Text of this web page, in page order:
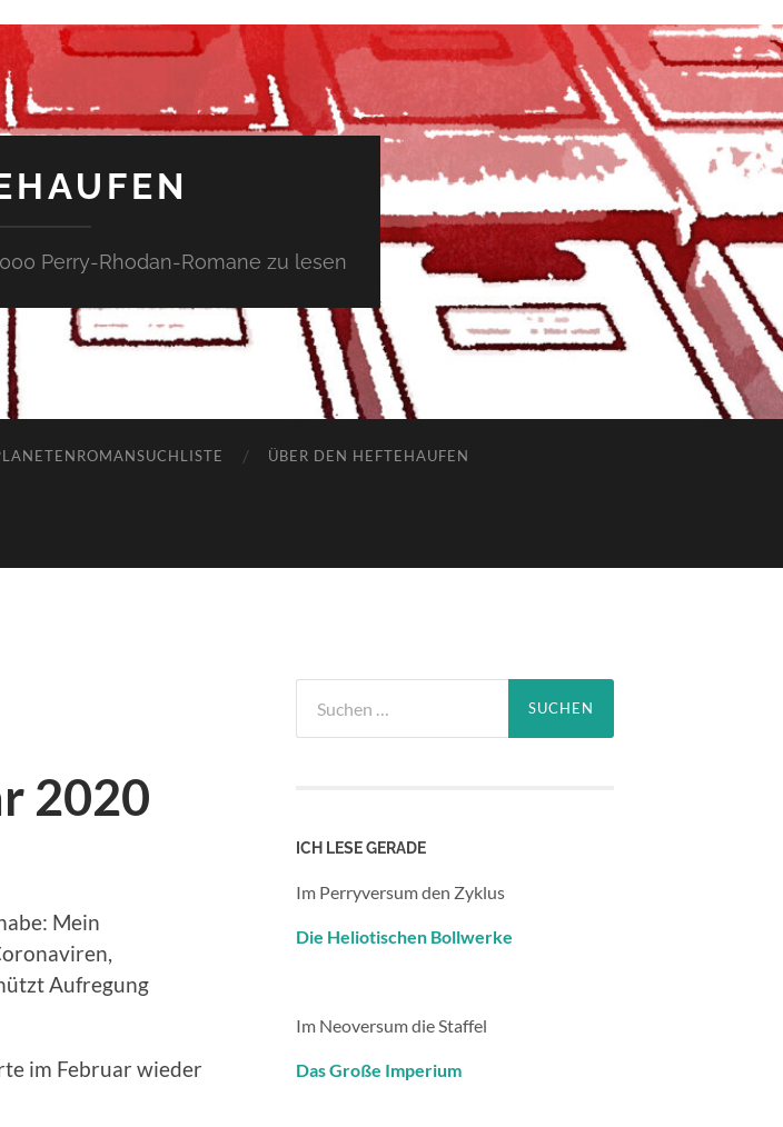
Perry-Rhodan-Romane zu lesen
ÜBER DEN HEFTEHAUFEN
2020
Mein
Aufregung
im Februar wieder
nach:
ICH LESE GERADE
Im Perryversum den Zyklus
Die Heliotischen Bollwerke
Im Neoversum die Staffel
Das Große Imperium